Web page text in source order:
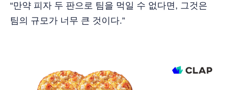
“만약 피자 두 판으로 팀을 먹일 수 없다면, 그것은
팀의 규모가 너무 큰 것이다.”